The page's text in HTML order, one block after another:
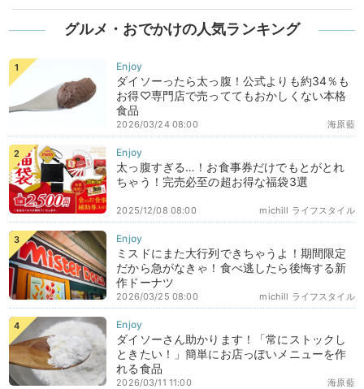
グルメ・おでかけの人気ランキング
ダイソーったら太っ腹！公式よりも約34％も
お得♡専門店で売っててもおかしくない本格
食品
海原藍
2026/03/24 08:00
太っ腹すぎる…！お食事券だけでもとがとれ
ちゃう！完売必至の超お得な福袋3選
michill ライフスタイル
2025/12/08 08:00
ミスドにまた大行列できちゃうよ！期間限定
だから急がなきゃ！食べ逃したら後悔する新
作ドーナツ
michill ライフスタイル
2026/03/25 08:00
ダイソーさん助かります！「常にストックし
ときたい！」簡単にお店っぽいメニューを作
れる食品
海原藍
2026/03/11 11:00